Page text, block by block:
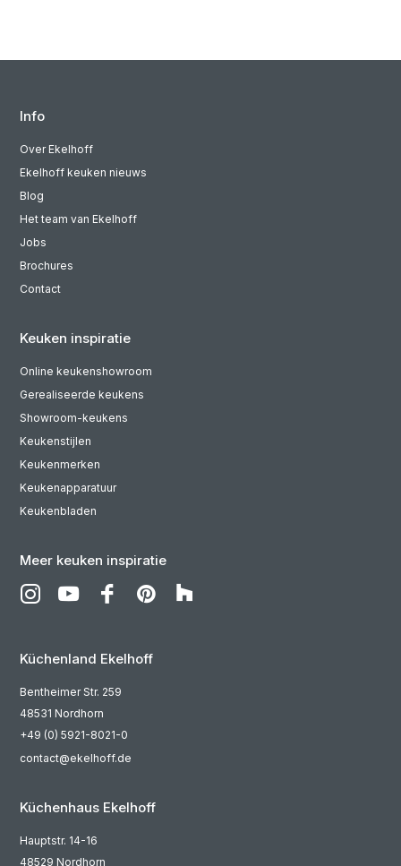
Info
Over Ekelhoff
Ekelhoff keuken nieuws
Blog
Het team van Ekelhoff
Jobs
Brochures
Contact
Keuken inspiratie
Online keukenshowroom
Gerealiseerde keukens
Showroom-keukens
Keukenstijlen
Keukenmerken
Keukenapparatuur
Keukenbladen
Meer keuken inspiratie
Küchenland Ekelhoff
Bentheimer Str. 259
48531 Nordhorn
+49 (0) 5921-8021-0
contact@ekelhoff.de
Küchenhaus Ekelhoff
Hauptstr. 14-16
48529 Nordhorn